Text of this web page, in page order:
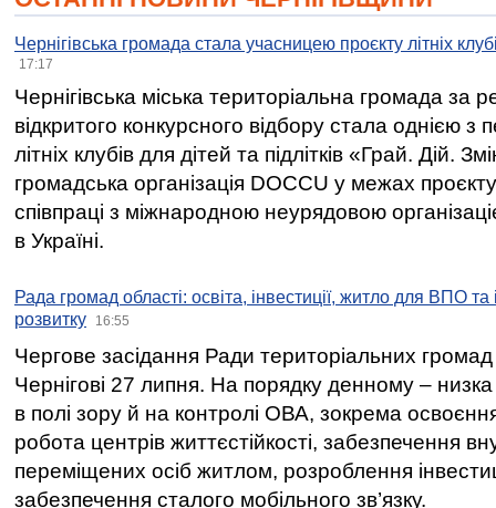
Чернігівська громада стала учасницею проєкту літніх
17:17
Чернігівська міська територіальна громада за
відкритого конкурсного відбору стала однією
літніх клубів для дітей та підлітків «Грай. Дій.
громадська організація DOCCU у межах
співпраці з міжнародною неурядовою
в Україні.
Рада громад області: освіта, інвестиції, житло для ВПО
розвитку
16:55
Чергове засідання Ради територіальних громад
Чернігові 27 липня. На порядку денному –
в полі зору й на контролі ОВА, зокрема освоєння
робота центрів життєстійкості, забезпечення
переміщених осіб житлом, розроблення
забезпечення сталого мобільного зв’язку.